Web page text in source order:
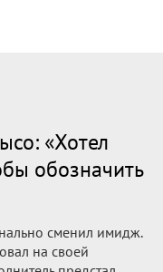
«Хотел
обозначить
сменил имидж.
на своей